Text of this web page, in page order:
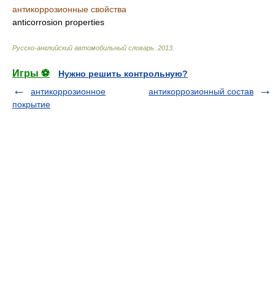
антикоррозионные свойства
anticorrosion properties
Русско-английский автомобильный словарь 2013
Игры ⚽
Нужно решить контрольную?
антикоррозионное
покрытие
антикоррозионный состав